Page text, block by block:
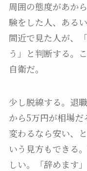
周囲の態度があか
験をした人、ある
間近で見た人が、
う」と判断する。
自衛だ。
少し脱線する。退
から5万円が相場
変わるなら安い、
いう見方もできる
しい。「辞めます